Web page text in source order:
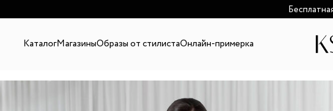
Возможно
КаталогМагазиныОбразы от стилистаОнлайн-примерка